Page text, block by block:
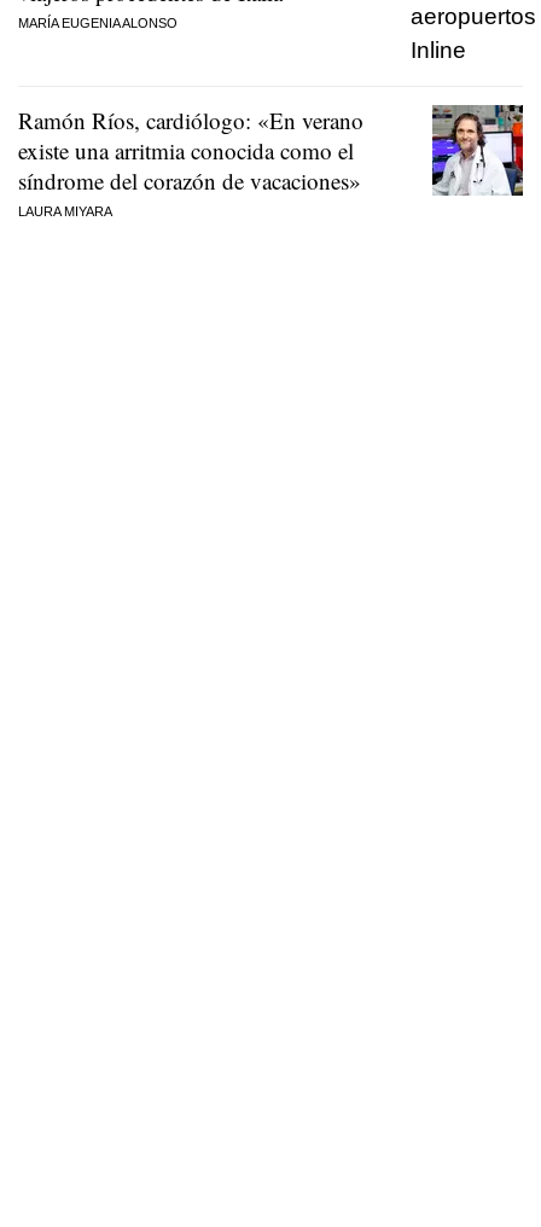
MARÍA EUGENIA ALONSO
Ramón Ríos, cardiólogo: «En verano
existe una arritmia conocida como el
síndrome del corazón de vacaciones»
LAURA MIYARA